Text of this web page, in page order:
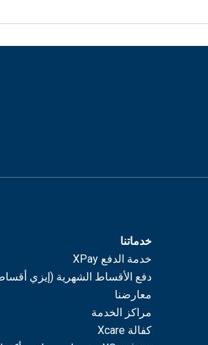
خدماتنا
خدمة الدفع XPay
دفع الأقساط الشهرية (إيزي
معارضنا
مراكز الخدمة
كفالة Xcare